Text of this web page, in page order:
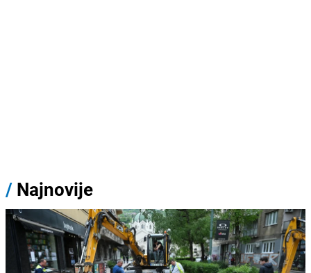
/ Najnovije